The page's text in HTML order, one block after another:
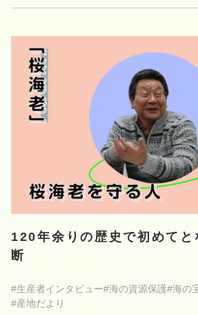
120年余りの歴史で初めてと
断
#生産者インタビュー#海の資源保護#海の
#産地だより